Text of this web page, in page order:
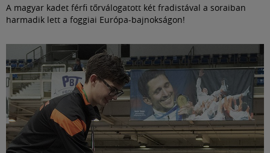
A magyar kadet férfi tőrválogatott két fradistával a soraiban
harmadik lett a foggiai Európa-bajnokságon!